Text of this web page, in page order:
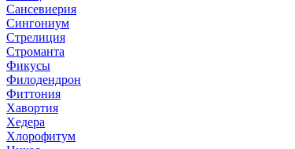
Сансевиерия
Сингониум
Стрелиция
Строманта
Фикусы
Филодендрон
Фиттония
Хавортия
Хедера
Хлорофитум